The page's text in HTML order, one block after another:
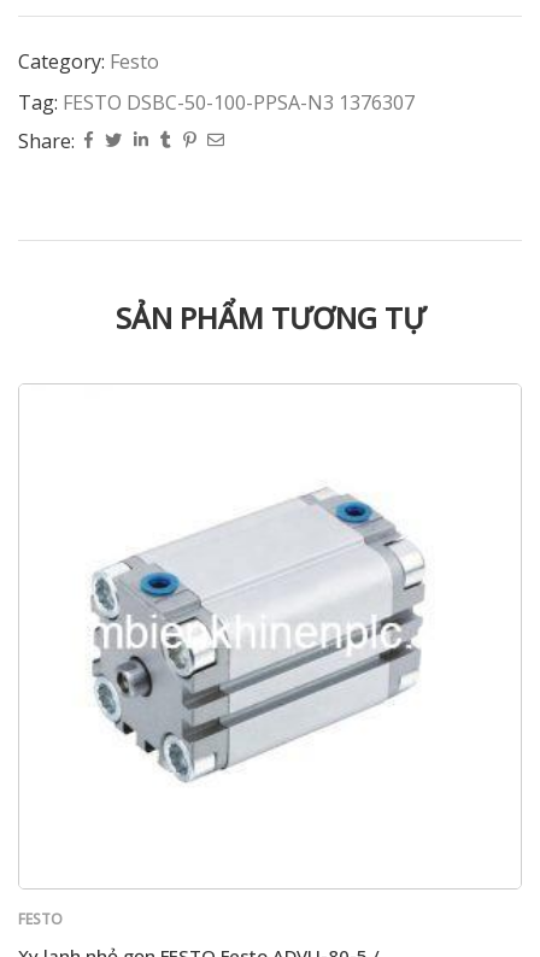
Category: Festo
Tag: FESTO DSBC-50-100-PPSA-N3 1376307
Share:
SẢN PHẨM TƯƠNG TỰ
FESTO